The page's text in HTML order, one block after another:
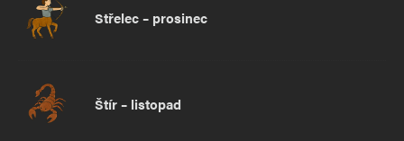
Střelec – prosinec
Štír – listopad